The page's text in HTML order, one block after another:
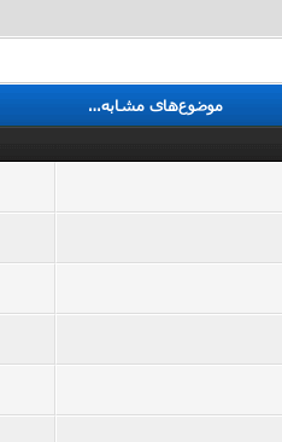
موضوع‌های مشابه…